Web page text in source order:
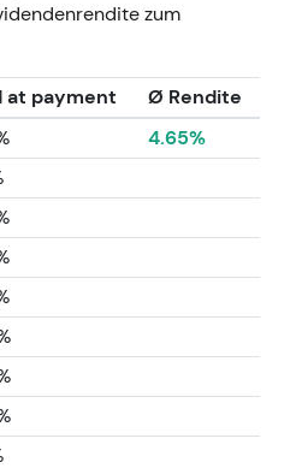
zum
at payment
Ø Rendite
4.65%